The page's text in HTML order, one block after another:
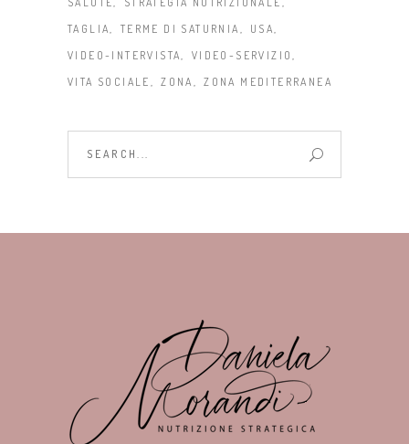
TAGLIA
TERME DI SATURNIA
USA
VIDEO-INTERVISTA
VIDEO-SERVIZIO
VITA SOCIALE
ZONA ZONA MEDITERRANEA